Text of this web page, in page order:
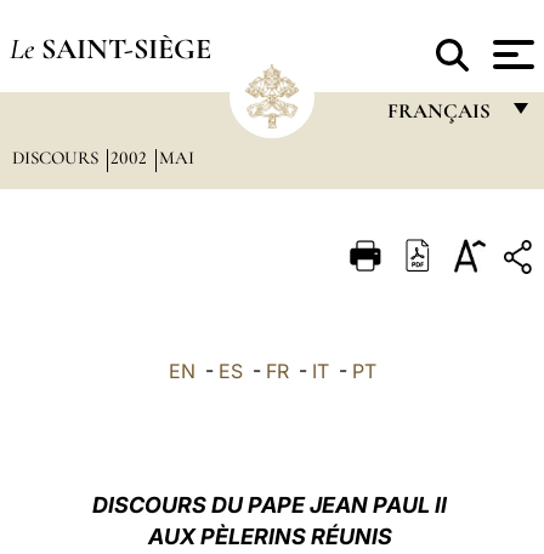
Le SAINT-SIÈGE
FRANÇAIS
ITALIANO
中文
DISCOURS 2002 MAI
EN - ES- FR- IT- PT
DISCOURS DU PAPE JEAN PAUL II
AUX PÈLERINS RÉUNIS